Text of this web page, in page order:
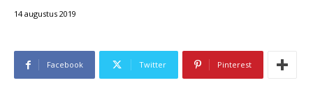
14 augustus 2019
Facebook Twitter Pinterest